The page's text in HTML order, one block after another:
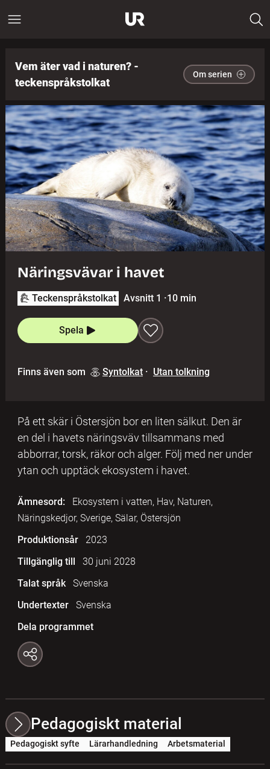
Vem äter vad i naturen? -
teckenspråkstolkat
Om serien
Näringsvävar i havet
Teckenspråkstolkat Avsnitt 1 ·10 min
Spela
Finns även som Syntolkat · Utan tolkning
På ett skär i Östersjön bor en liten sälkut. Den är
en del i havets näringsväv tillsammans med
abborrar, torsk, räkor och alger. Följ med ner under
ytan och upptäck ekosystem i havet.
Ämnesord:
Ekosystem i vatten, Hav, Naturen,
Näringskedjor, Sverige, Sälar, Östersjön
Produktionsår
2023
Tillgänglig till
30 juni 2028
Talat språk
Svenska
Undertexter
Svenska
Dela programmet
Pedagogiskt material
Pedagogiskt syfte Lärarhandledning Arbetsmaterial